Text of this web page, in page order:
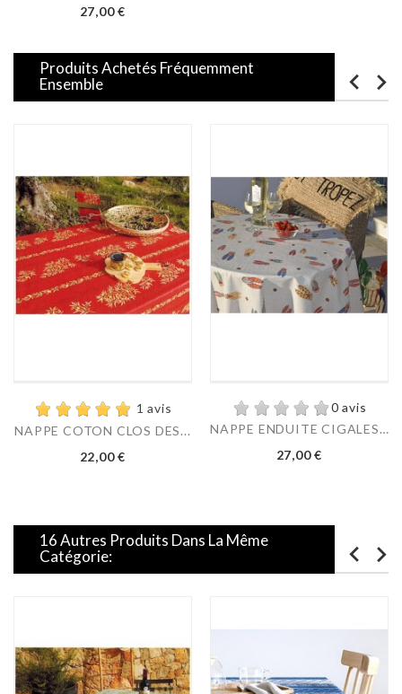
Prix
27,00 €
Produits Achetés Fréquemment
Ensemble
1 avis
NAPPE COTON CLOS DES...
Prix
22,00 €
0 avis
NAPPE ENDUITE CIGALES LIN
Prix
27,00 €
16 Autres Produits Dans La Même
Catégorie: